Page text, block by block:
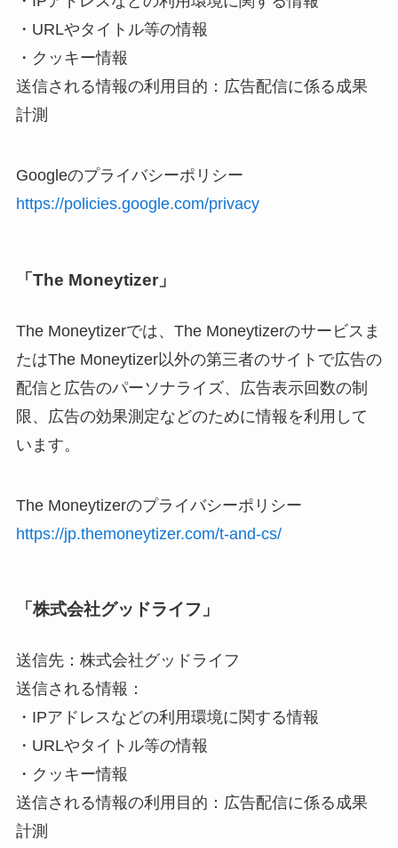
・URLやタイトル等の情報
・クッキー情報
送信される情報の利用目的：広告配信に係る成果
計測
Googleのプライバシーポリシー
https://policies.google.com/privacy
「The Moneytizer」
The Moneytizerでは、The Moneytizerのサービスま
たはThe Moneytizer以外の第三者のサイトで広告の
配信と広告のパーソナライズ、広告表示回数の制
限、広告の効果測定などのために情報を利用して
います。
The Moneytizerのプライバシーポリシー
https://jp.themoneytizer.com/t-and-cs/
「株式会社グッドライフ」
送信先：株式会社グッドライフ
送信される情報：
・IPアドレスなどの利用環境に関する情報
・URLやタイトル等の情報
・クッキー情報
送信される情報の利用目的：広告配信に係る成果
計測